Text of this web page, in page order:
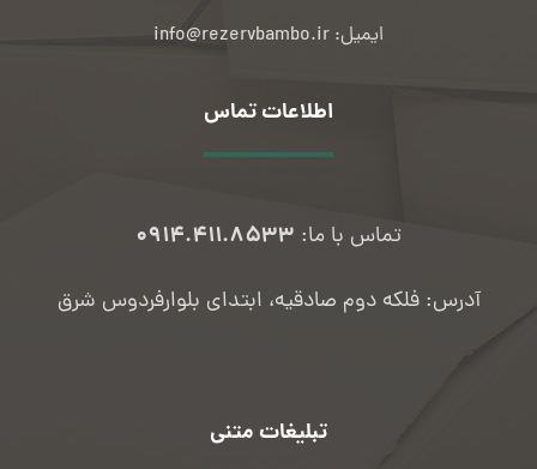
ایمیل: info@rezervbambo.ir
اطلاعات تماس
تماس با ما: ۰۹۱۴.۴۱۱.۸۵۳۳
آدرس: فلکه دوم صادقیه، ابتدای بلوارفردوس شرق
تبلیغات متنی